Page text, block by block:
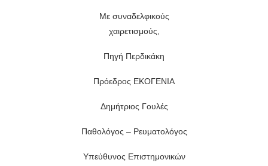
Με συναδελφικούς
χαιρετισμούς,
Πηγή Περδικάκη
Πρόεδρος ΕΚΟΓΕΝΙΑ
Δημήτριος Γουλές
Παθολόγος – Ρευματολόγος
Υπεύθυνος Επιστημονικών